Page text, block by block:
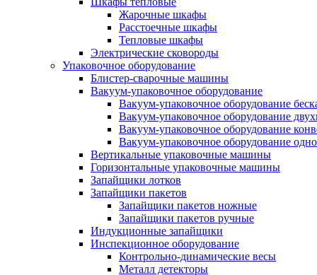
Жарочные шкафы
Расстоечные шкафы
Тепловые шкафы
Электрические сковороды
Упаковочное оборудование
Блистер-сварочные машины
Вакуум-упаковочное оборудование
Вакуум-упаковочное оборудование
Вакуум-упаковочное оборудование
Вакуум-упаковочное оборудование
Вакуум-упаковочное оборудование
Вертикальные упаковочные машины
Горизонтальные упаковочные машины
Запайщики лотков
Запайщики пакетов
Запайщики пакетов ножные
Запайщики пакетов ручные
Индукционные запайщики
Инспекционное оборудование
Контрольно-динамические весы
Металл детекторы